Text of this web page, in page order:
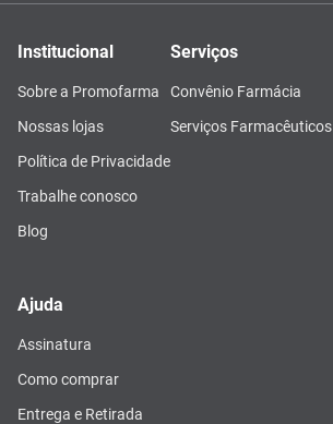
Institucional
Sobre a Promofarma
Nossas lojas
Política de Privacidade
Trabalhe conosco
Blog
Serviços
Convênio Farmácia
Serviços Farmacêuticos
Ajuda
Assinatura
Como comprar
Entrega e Retirada